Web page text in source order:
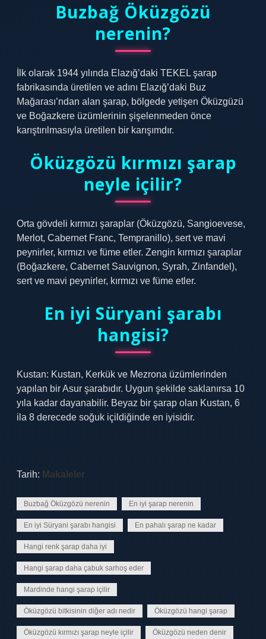
Buzbağ Öküzgözü
nerenin?
İlk olarak 1944 yılında Elazığ’daki TEKEL şarap
fabrikasında üretilen ve adını Elazığ’daki Buz
Mağarası’ndan alan şarap, bölgede yetişen Öküzgüzü
ve Boğazkere üzümlerinin şişelenmeden önce
karıştırılmasıyla üretilen bir karışımdır.
Öküzgözü kırmızı şarap
neyle içilir?
Orta gövdeli kırmızı şaraplar (Öküzgözü, Sangioevese,
Merlot, Cabernet Franc, Tempranillo), sert ve mavi
peynirler, kırmızı ve füme etler. Zengin kırmızı şaraplar
(Boğazkere, Cabernet Sauvignon, Syrah, Zinfandel),
sert ve mavi peynirler, kırmızı ve füme etler.
En iyi Süryani şarabı
hangisi?
Kustan: Kustan, Kerkük ve Mezrona üzümlerinden
yapılan bir Asur şarabıdır. Uygun şekilde saklanırsa 10
yıla kadar dayanabilir. Beyaz bir şarap olan Kustan, 6
ila 8 derecede soğuk içildiğinde en iyisidir.
Tarih: Makaleler
Buzbağ Öküzgözü nerenin En iyi şarap nerenin
En iyi Süryani şarabı hangisi En pahalı şarap ne kadar
Hangi renk şarap daha iyi
Hangi şarap daha çabuk sarhoş eder
Mardinde hangi şarap içilir
Öküzgözü bitkisinin diğer adı nedir Öküzgözü hangi şarap
Öküzgözü kırmızı şarap neyle içilir Öküzgözü neden denir